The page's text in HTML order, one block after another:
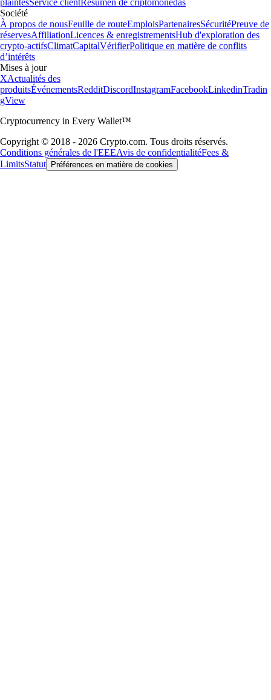
plaintesService clientResumen de criptomonedas
Société
À propos de nousFeuille de routeEmploisPartenairesSécuritéPreuve de
réservesAffiliationLicences & enregistrementsHub d'exploration des
crypto-actifsClimatCapitalVérifierPolitique en matière de conflits
d’intérêts
Mises à jour
XActualités des
produitsÉvénementsRedditDiscordInstagramFacebookLinkedinTradin
gView
Cryptocurrency in Every Wallet™
Copyright © 2018 - 2026 Crypto.com. Tous droits réservés.
Conditions générales de l'EEEAvis de confidentialitéFees &
LimitsStatut Préférences en matière de cookies